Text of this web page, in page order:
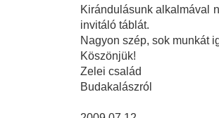
Kirándulásunk alkalmával
invitáló táblát.
Nagyon szép, sok munkát
Köszönjük!
Zelei család
Budakalászról